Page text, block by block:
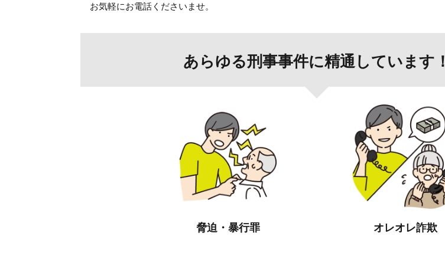
お気軽にお電話くださいませ。
あらゆる刑事事件に精通しています！
脅迫・暴行罪 オレオレ詐欺